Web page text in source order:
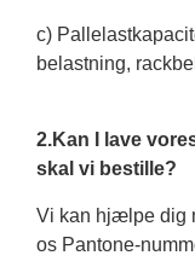
c)
belastning,
2.Kan I lave
skal vi bestille?
Vi kan hjælpe dig
os Pantone-